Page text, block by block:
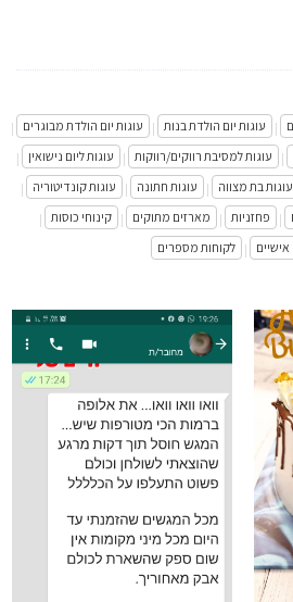
| עוגות יום הולדת בנות | עוגות יום הולדת מבוגרים
|
| עוגות למסיבת רווקים/רווקות | עוגות ליום נישואין
|
עוגות בת מצווה | עוגות חתונה | עוגות קונדיטוריה
|
| פחזניות | מארזים מתוקים | קינוחי כוסות |
אישיים
| לקוחות מספרים
ביקורות מלקוחות למארז יום